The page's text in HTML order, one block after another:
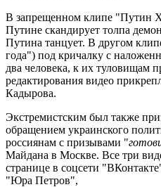
В запрещенном клипе "Путин
Путине скандирует толпа
Путина танцует. В другом
года") под кричалку с
два человека, к их туловищам
редактирования видео
Кадырова.
Экстремистским был также
обращением украинского
россиянам с призывами "
Майдана в Москве. Все три
странице в соцсети
"Юра Петров",